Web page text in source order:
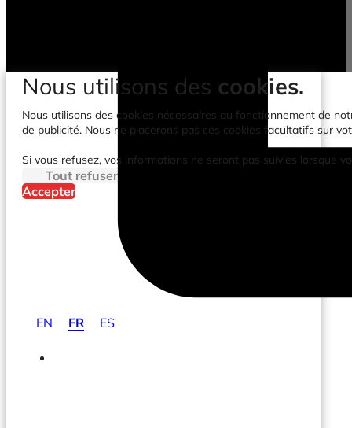
EN FR ES
Nous utilisons des cookies.
Nous utilisons des cookies nécessaires au fonctionnement de
de publicité. Nous ne placerons pas ces cookies facultatifs sur
Si vous refusez, vos informations ne seront pas suivies lorsque
Tout refuser
Accepter